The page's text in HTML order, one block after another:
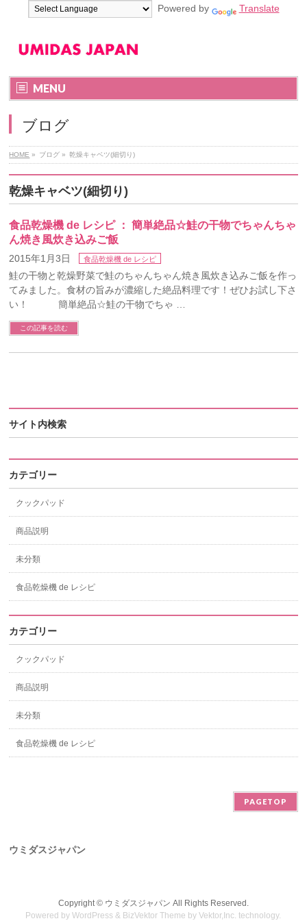
Powered by Translate
MENU
ブログ
HOME » ブログ » 乾燥キャベツ(細切り)
乾燥キャベツ(細切り)
食品乾燥機 de レシピ ： 簡単絶品☆鮭の干物でちゃんちゃ
ん焼き風炊き込みご飯
2015年1月3日 食品乾燥機 de レシピ
鮭の干物と乾燥野菜で鮭のちゃんちゃん焼き風炊き込みご飯を作っ
てみました。食材の旨みが濃縮した絶品料理です！ぜひお試し下さ
い！ 簡単絶品☆鮭の干物でちゃ …
この記事を読む
サイト内検索
カテゴリー
クックパッド
商品説明
未分類
食品乾燥機 de レシピ
カテゴリー
クックパッド
商品説明
未分類
食品乾燥機 de レシピ
PAGETOP
ウミダスジャパン
Copyright © ウミダスジャパン All Rights Reserved.
Powered byWordPress & BizVektor Theme byVektor,Inc. technology.